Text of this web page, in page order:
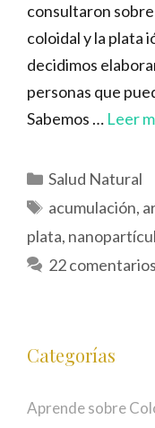
consultaron
coloidal y la plata
decidimos
personas que
Sabemos … Leer
Categorías
Salud Natural
Etiquetas
acumulación,
plata,
22 comentarios
Categorías
Aprende sobre